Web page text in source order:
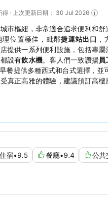
· 上次更新日期： 30 Jul 2026
市樞紐，非常適合追求便利和舒
理位置極佳，毗鄰捷運站出口
提供一系列便利設施，包括專
設有飲水機。客人們一致讚揚員
餐提供多種西式和台式選擇，並
真正高雅的體驗，建議預訂高
住宿•9.5 餐廳•9.4 公共